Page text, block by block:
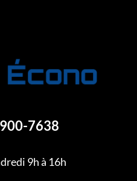
7638
9h à 16h